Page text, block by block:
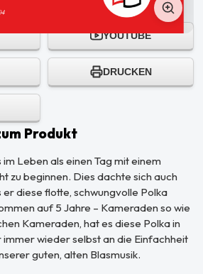
YOUTUBE
DRUCKEN
Produkt
Leben als einen Tag mit einem
zu beginnen. Dies dachte sich auch
er diese flotte, schwungvolle Polka
auf 5 Jahre – Kameraden so wie
Kameraden, hat es diese Polka in
immer wieder selbst an die Einfachheit
guten, alten Blasmusik.